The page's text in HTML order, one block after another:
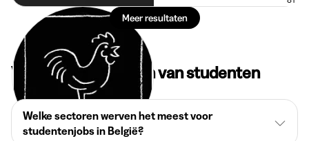
Meer resultaten
Veelgestelde vragen van studenten
Welke sectoren werven het meest voor
studentenjobs in België?